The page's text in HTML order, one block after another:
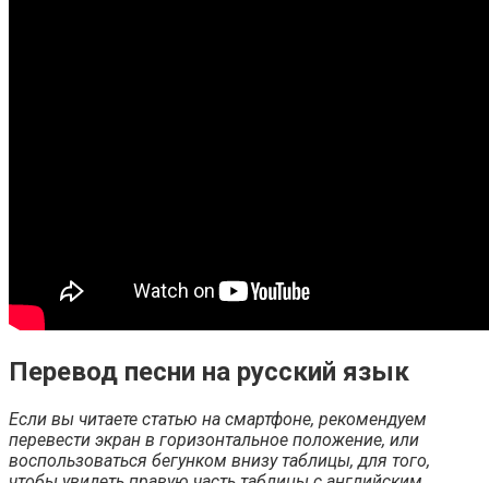
Перевод песни на русский язык
Если вы читаете статью на смартфоне, рекомендуем
перевести экран в горизонтальное положение, или
воспользоваться бегунком внизу таблицы, для того,